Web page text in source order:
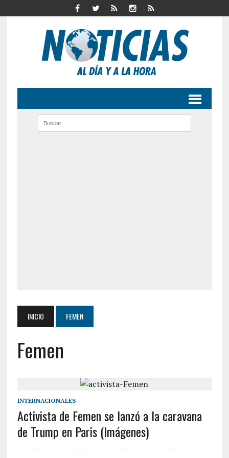
INICIO FEMEN
Femen
INTERNACIONALES
Activista de Femen se lanzó a la caravana
de Trump en Paris (Imágenes)